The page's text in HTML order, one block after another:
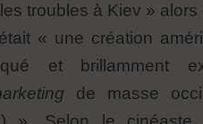
troubles à Kiev » alors
« une création
et brillamment
de masse